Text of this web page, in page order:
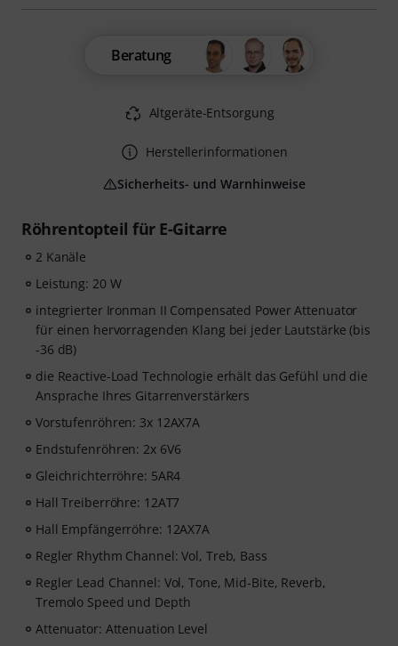
Röhrentopteil für E-Gitarre
2 Kanäle
Leistung: 20 W
integrierter Ironman II Compensated Power Attenuator
für einen hervorragenden Klang bei jeder Lautstärke (bis
-36 dB)
die Reactive-Load Technologie erhält das Gefühl und die
Ansprache Ihres Gitarrenverstärkers
Vorstufenröhren: 3x 12AX7A
Endstufenröhren: 2x 6V6
Gleichrichterröhre: 5AR4
Hall Treiberröhre: 12AT7
Hall Empfängerröhre: 12AX7A
Regler Rhythm Channel: Vol, Treb, Bass
Regler Lead Channel: Vol, Tone, Mid-Bite, Reverb,
Tremolo Speed und Depth
Attenuator: Attenuation Level
Beratung
Altgeräte-Entsorgung
Herstellerinformationen
Sicherheits- und Warnhinweise